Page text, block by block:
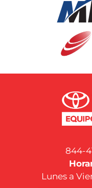
844-
Lunes a